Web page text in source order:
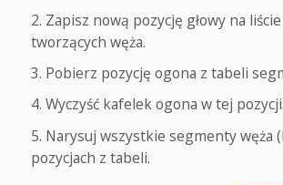
Zapisz nową pozycję głowy na
tworzących węża.
Pobierz pozycję ogona z tabeli
Wyczyść kafelek ogona w tej pozycji.
Narysuj wszystkie segmenty węża
pozycjach z tabeli.